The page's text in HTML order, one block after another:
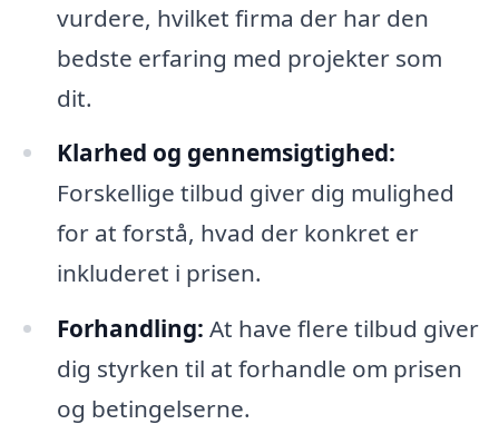
vurdere, hvilket firma der har den
bedste erfaring med projekter som
dit.
Klarhed og gennemsigtighed:
Forskellige tilbud giver dig mulighed
for at forstå, hvad der konkret er
inkluderet i prisen.
Forhandling: At have flere tilbud giver
dig styrken til at forhandle om prisen
og betingelserne.